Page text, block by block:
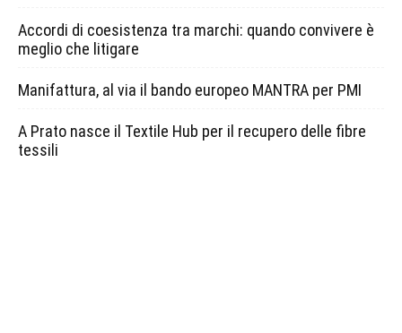
Accordi di coesistenza tra marchi: quando convivere è
meglio che litigare
Manifattura, al via il bando europeo MANTRA per PMI
A Prato nasce il Textile Hub per il recupero delle fibre
tessili